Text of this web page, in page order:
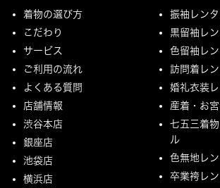
着物の選び方
こだわり
サービス
ご利用の流れ
よくある質問
店舗情報
渋谷本店
銀座店
池袋店
横浜店
振袖レン
黒留袖レ
色留袖レ
訪問着レ
婚礼衣装
産着・お宮
七五三着
ル
色無地レ
卒業袴レ